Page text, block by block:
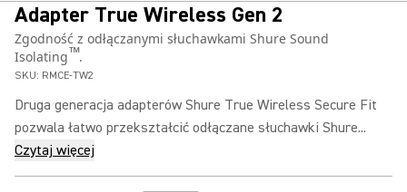
Adapter True Wireless Gen 2
Zgodność z odłączanymi słuchawkami Shure Sound
Isolating™.
SKU: RMCE-TW2
Druga generacja adapterów Shure True Wireless Secure Fit
pozwala łatwo przekształcić odłączane słuchawki Shure...
Czytaj więcej